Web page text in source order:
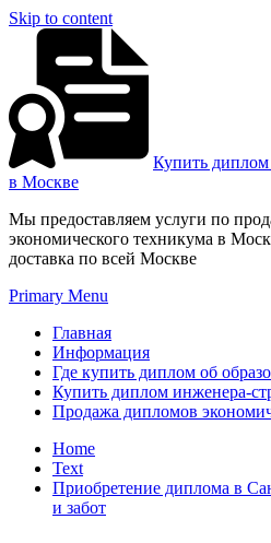
Skip to content
Купить диплом
в Москве
Мы предоставляем услуги по
экономического техникума в
доставка по всей Москве
Primary Menu
Главная
Информация
Где купить диплом об
Купить диплом инженера-
Продажа дипломов
Home
Text
Приобретение диплома в
и забот